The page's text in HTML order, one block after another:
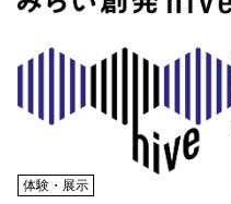
体験・展示